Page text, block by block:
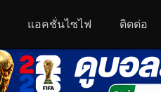
แอคชั่นไซไฟ ติดต่อ